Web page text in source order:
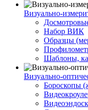
Визуально-
Набор ВИК
Образцы
Шаблоны,
Визуально-
Бороскопы